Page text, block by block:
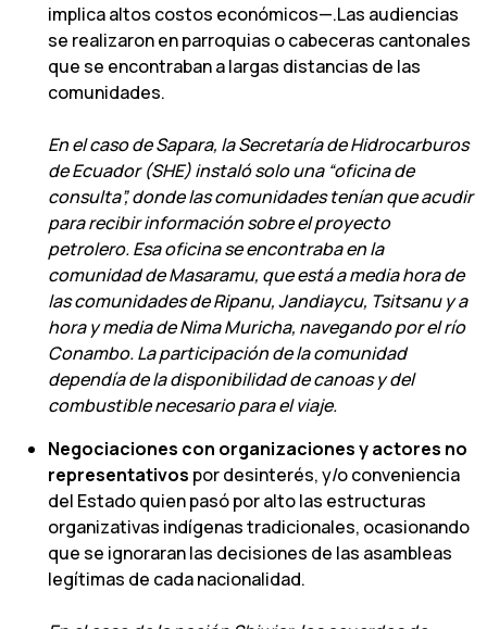
implica altos costos económicos—.Las audiencias
se realizaron en parroquias o cabeceras cantonales
que se encontraban a largas distancias de las
comunidades.
En el caso de Sapara, la Secretaría de Hidrocarburos
de Ecuador (SHE) instaló solo una “oficina de
consulta”, donde las comunidades tenían que acudir
para recibir información sobre el proyecto
petrolero. Esa oficina se encontraba en la
comunidad de Masaramu, que está a media hora de
las comunidades de Ripanu, Jandiaycu, Tsitsanu y a
hora y media de Nima Muricha, navegando por el río
Conambo. La participación de la comunidad
dependía de la disponibilidad de canoas y del
combustible necesario para el viaje.
Negociaciones con organizaciones y actores no
representativos por desinterés, y/o conveniencia
del Estado quien pasó por alto las estructuras
organizativas indígenas tradicionales, ocasionando
que se ignoraran las decisiones de las asambleas
legítimas de cada nacionalidad.